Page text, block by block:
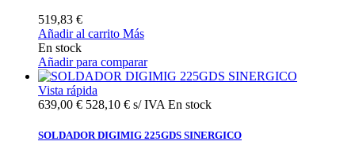
519,83 €
Añadir al carrito Más
En stock
Añadir para comparar
Vista rápida
639,00 € 528,10 € s/ IVA En stock
SOLDADOR DIGIMIG 225GDS SINERGICO